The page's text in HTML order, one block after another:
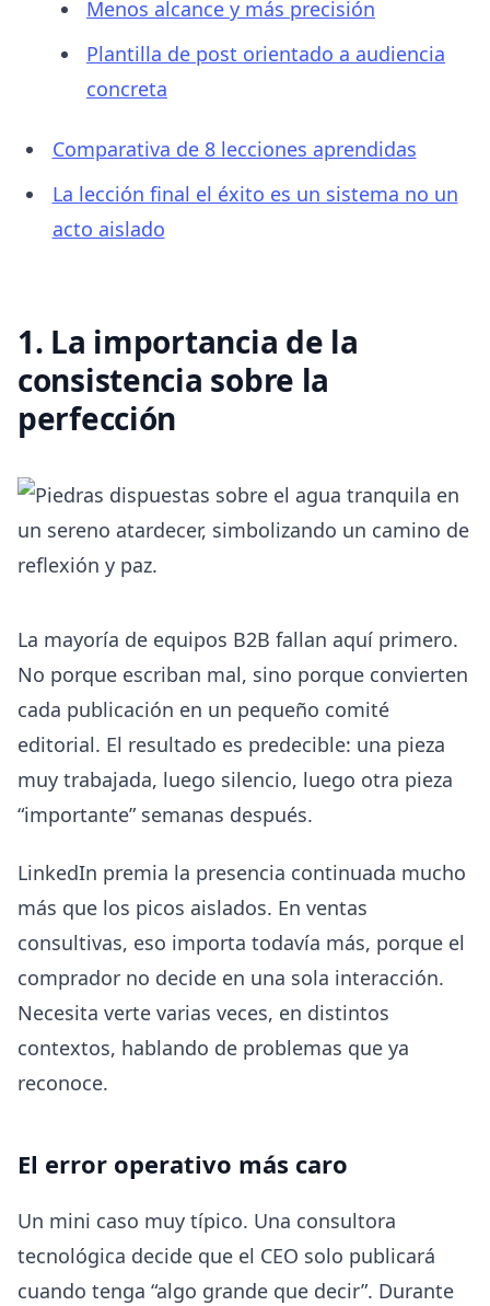
Menos alcance y más precisión
Plantilla de post orientado a audiencia
concreta
Comparativa de 8 lecciones aprendidas
La lección final el éxito es un sistema no un
acto aislado
1. La importancia de la
consistencia sobre la
perfección
La mayoría de equipos B2B fallan aquí primero.
No porque escriban mal, sino porque convierten
cada publicación en un pequeño comité
editorial. El resultado es predecible: una pieza
muy trabajada, luego silencio, luego otra pieza
“importante” semanas después.
LinkedIn premia la presencia continuada mucho
más que los picos aislados. En ventas
consultivas, eso importa todavía más, porque el
comprador no decide en una sola interacción.
Necesita verte varias veces, en distintos
contextos, hablando de problemas que ya
reconoce.
El error operativo más caro
Un mini caso muy típico. Una consultora
tecnológica decide que el CEO solo publicará
cuando tenga “algo grande que decir”. Durante